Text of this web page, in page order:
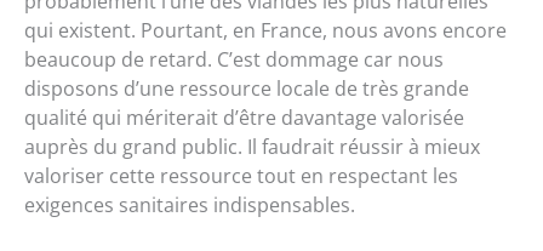
qui existent. Pourtant, en France, nous avons encore
beaucoup de retard. C’est dommage car nous
disposons d’une ressource locale de très grande
qualité qui mériterait d’être davantage valorisée
auprès du grand public. Il faudrait réussir à mieux
valoriser cette ressource tout en respectant les
exigences sanitaires indispensables.